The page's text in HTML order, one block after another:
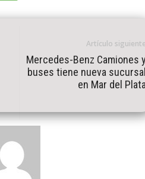
Artículo
Mercedes-Benz Camiones
buses tiene nueva
en Mar del